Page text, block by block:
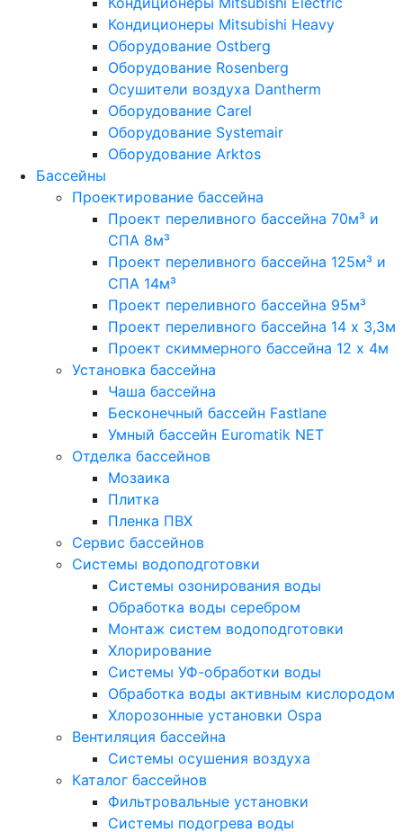
Кондиционеры Mitsubishi Heavy
Оборудование Ostberg
Оборудование Rosenberg
Осушители воздуха Dantherm
Оборудование Carel
Оборудование Systemair
Оборудование Arktos
Бассейны
Проектирование бассейна
Проект переливного бассейна 70м³ и
СПА 8м³
Проект переливного бассейна 125м³ и
СПА 14м³
Проект переливного бассейна 95м³
Проект переливного бассейна 14 х 3,3м
Проект скиммерного бассейна 12 х 4м
Установка бассейна
Чаша бассейна
Бесконечный бассейн Fastlane
Умный бассейн Euromatik NET
Отделка бассейнов
Мозаика
Плитка
Пленка ПВХ
Сервис бассейнов
Системы водоподготовки
Системы озонирования воды
Обработка воды серебром
Монтаж систем водоподготовки
Хлорирование
Системы УФ-обработки воды
Обработка воды активным кислородом
Хлорозонные установки Ospa
Вентиляция бассейна
Системы осушения воздуха
Каталог бассейнов
Фильтровальные установки
Системы подогрева воды